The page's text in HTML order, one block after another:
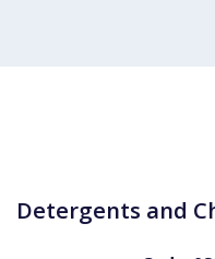
Detergents and